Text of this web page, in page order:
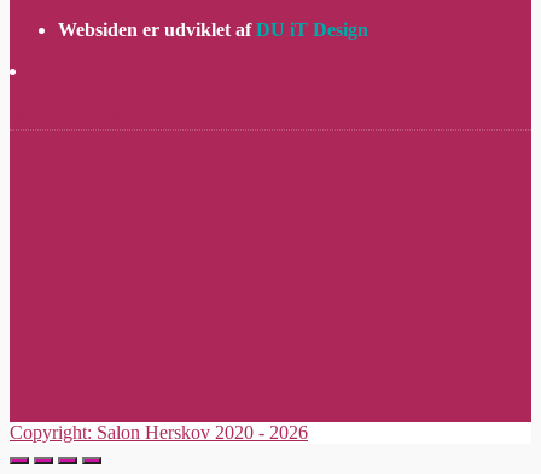
Websiden er udviklet af DU iT Design
Copyright: Salon Herskov 2020 - 2026